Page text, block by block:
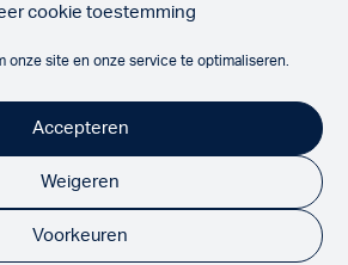
cookie toestemming
onze site en onze service te optimaliseren.
Accepteren
Weigeren
Voorkeuren